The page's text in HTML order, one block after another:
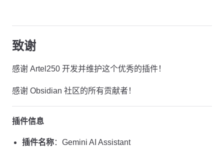
致谢
感谢 Artel250 开发并维护这个优秀的插件！
感谢 Obsidian 社区的所有贡献者！
插件信息
插件名称：Gemini AI Assistant